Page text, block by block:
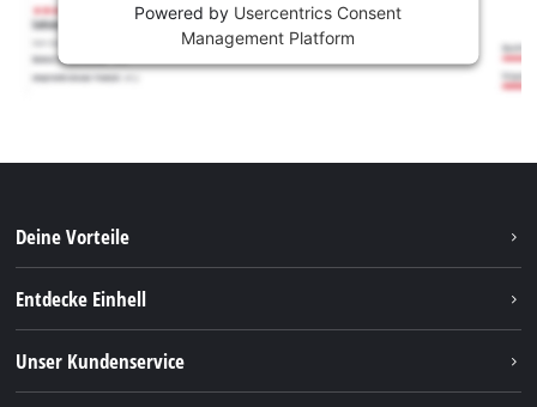
Powered by Usercentrics Consent
Management Platform
Deine Vorteile
Entdecke Einhell
Unser Kundenservice